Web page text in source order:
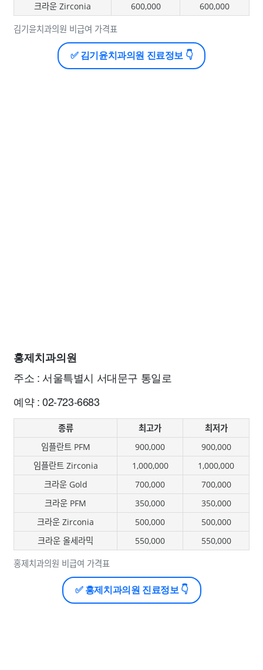
김기윤치과의원 비급여 가격표
크라운 Zirconia
600,000 600,000
✅ 김기윤치과의원 진료정보 👇
홍제치과의원
주소 : 서울특별시 서대문구 통일로
예약 : 02-723-6683
홍제치과의원 비급여 가격표
종류 최고가
최저가
임플란트 PFM
900,000
900,000
임플란트 Zirconia
1,000,000
1,000,000
크라운 Gold
700,000
700,000
크라운 PFM
350,000
350,000
크라운 Zirconia
500,000
500,000
크라운 올세라믹
550,000 550,000
✅ 홍제치과의원 진료정보 👇